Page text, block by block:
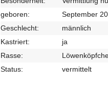
geboren:
September
Geschlecht:
männlich
Kastriert:
ja
Rasse:
Status:
vermittelt